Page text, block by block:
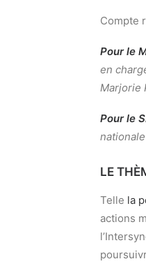
Compte
Pour le
en
Marjorie
Pour le
LE
Telle la
actions